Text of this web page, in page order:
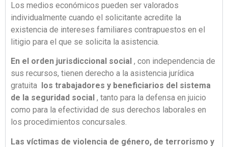
Los medios económicos pueden ser valorados
individualmente cuando el solicitante acredite la
existencia de intereses familiares contrapuestos en el
litigio para el que se solicita la asistencia.
En el orden jurisdiccional social , con independencia de
sus recursos, tienen derecho a la asistencia jurídica
gratuita
los trabajadores y beneficiarios del sistema
de la seguridad social , tanto para la defensa en juicio
como para la efectividad de sus derechos laborales en
los procedimientos concursales.
Las víctimas de violencia de género, de terrorismo y